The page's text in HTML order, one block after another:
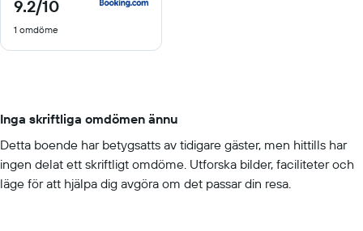
9.2/10
9.2
10
1 omdöme
Inga skriftliga omdömen ännu
Detta boende har betygsatts av tidigare gäster, men hittills har
ingen delat ett skriftligt omdöme. Utforska bilder, faciliteter och
läge för att hjälpa dig avgöra om det passar din resa.